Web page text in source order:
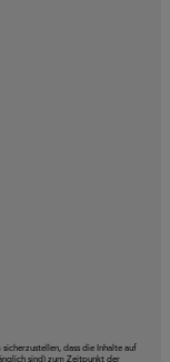
dass die Inhalte auf